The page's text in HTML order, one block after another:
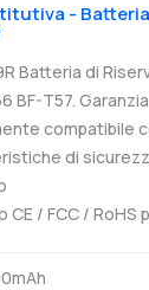
- Batteria
Batteria di
BF-T57.
compatibile
di
/ FCC / RoHS